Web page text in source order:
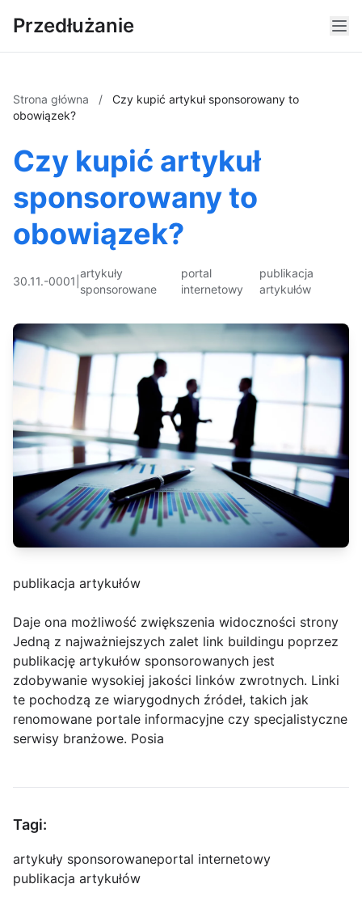
Przedłużanie
Strona główna /
Czy kupić artykuł sponsorowany to
obowiązek?
Czy kupić artykuł
sponsorowany to
obowiązek?
30.11.-0001
artykuły
sponsorowane
portal
internetowy
publikacja
artykułów
publikacja artykułów
Daje ona możliwość zwiększenia widoczności strony
Jedną z najważniejszych zalet link buildingu poprzez
publikację artykułów sponsorowanych jest
zdobywanie wysokiej jakości linków zwrotnych. Linki
te pochodzą ze wiarygodnych źródeł, takich jak
renomowane portale informacyjne czy specjalistyczne
serwisy branżowe. Posia
Tagi:
artykuły sponsorowaneportal internetowy
publikacja artykułów